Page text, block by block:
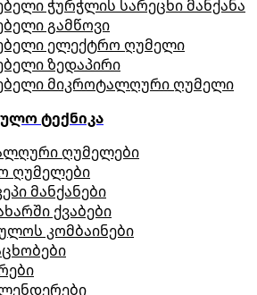
ჭურჭლის სარეცხი მანქანა
გამწოვი
ელექტრო ღუმელი
ზედაპირი
მიკროტალღური ღუმელი
ტექნიკა
ღუმელები
ღუმელები
მანქანები
ქვაბები
კომბაინები